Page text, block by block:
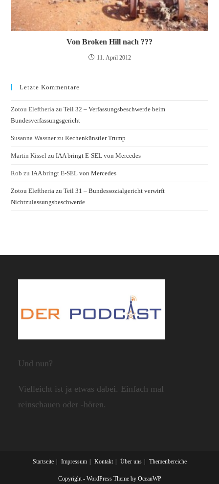
Von Broken Hill nach ???
11. April 2012
Letzte Kommentare
Zotou Eleftheria zuTeil 32 – Verfassungsbeschwerde beim
Bundesverfassungsgericht
Susanna WassnerzuRechenkünstler Trump
Martin Kissel zuIAA bringt E-SEL von Mercedes
Rob zuIAA bringt E-SEL von Mercedes
Zotou Eleftheria zuTeil 31 – Bundessozialgericht verwirft
Nichtzulassungsbeschwerde
Und nun?
Vielleicht ist ja etwas dabei. Einfach mal
reinschauen oder -hören.
Startseite Impressum Kontakt Über uns Themenbereiche
Copyright - WordPress Theme by OceanWP